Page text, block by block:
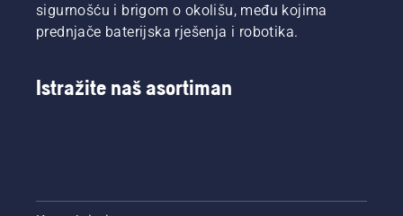
sigurnošću i brigom o okolišu, među kojima
prednjače baterijska rješenja i robotika.
Istražite naš asortiman